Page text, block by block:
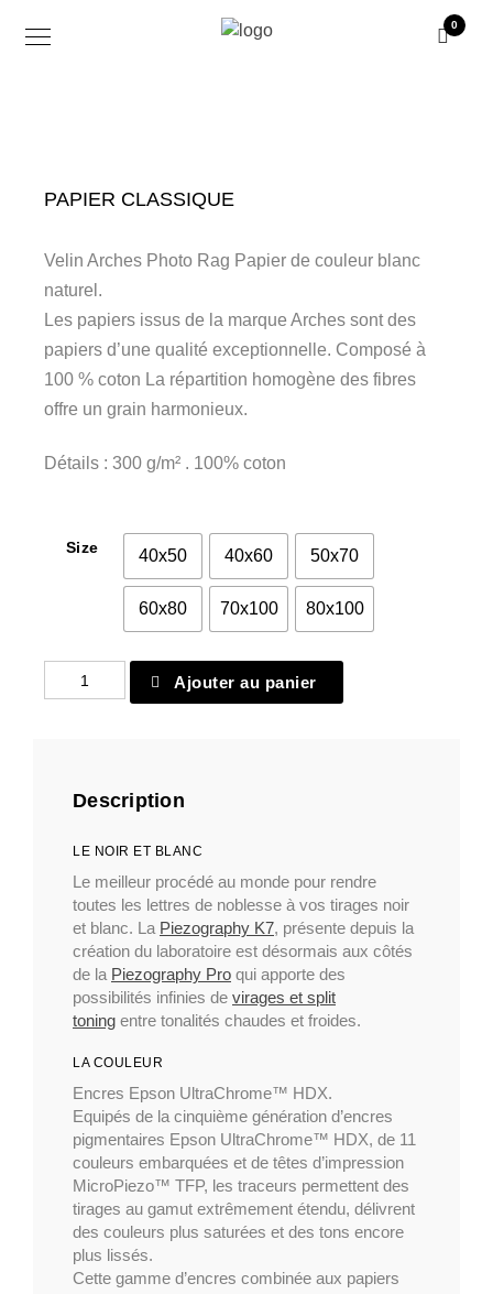
0
PAPIER CLASSIQUE
Velin Arches Photo Rag Papier de couleur blanc
naturel.
Les papiers issus de la marque Arches sont des
papiers d’une qualité exceptionnelle. Composé à
100 % coton La répartition homogène des fibres
offre un grain harmonieux.
Détails : 300 g/m² . 100% coton
Size 40x50 40x60 50x70
60x80 70x100 80x100
quantité
de
Ajouter au panier
Description
LE NOIR ET BLANC
Le meilleur procédé au monde pour rendre
toutes les lettres de noblesse à vos tirages noir
et blanc. La Piezography K7, présente depuis la
création du laboratoire est désormais aux côtés
de la Piezography Pro qui apporte des
possibilités infinies de virages et split
toning entre tonalités chaudes et froides.
LA COULEUR
Encres Epson UltraChrome™ HDX.
Equipés de la cinquième génération d’encres
pigmentaires Epson UltraChrome™ HDX, de 11
couleurs embarquées et de têtes d’impression
MicroPiezo™ TFP, les traceurs permettent des
tirages au gamut extrêmement étendu, délivrent
des couleurs plus saturées et des tons encore
plus lissés.
Cette gamme d’encres combinée aux papiers